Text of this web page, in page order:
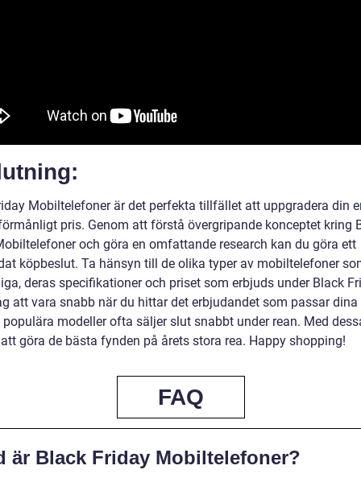
Mobiltelefoner är det perfekta tillfället att uppgradera din
pris. Genom att förstå övergripande konceptet kring
och göra en omfattande research kan du göra ett
köpbeslut. Ta hänsyn till de olika typer av mobiltelefoner
deras specifikationer och priset som erbjuds under Black
att vara snabb när du hittar det erbjudandet som passar dina
populära modeller ofta säljer slut snabbt under rean. Med
göra de bästa fynden på årets stora rea. Happy shopping!
FAQ
är Black Friday Mobiltelefoner?